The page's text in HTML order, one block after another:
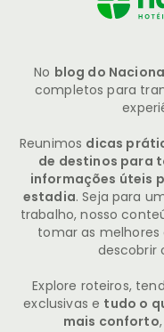
No blog do
completos para
Reunimos dicas
de destinos para
informações úteis
estadia. Seja para
trabalho, nosso
tomar as
descobrir
Explore roteiros,
exclusivas e tudo o
mais conforto